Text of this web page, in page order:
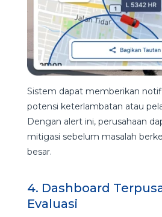
Sistem dapat memberikan
potensi keterlambatan atau
Dengan alert ini, perusahaan
mitigasi sebelum masalah
besar.
4. Dashboard
Evaluasi